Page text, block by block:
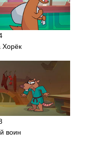
Хорёк
воин